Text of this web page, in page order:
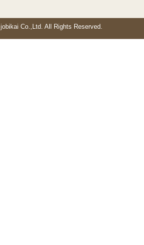
Co.,Ltd. All Rights Reserved.